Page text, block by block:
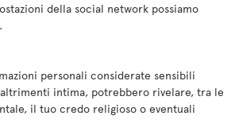
della social network possiamo
personali considerate sensibili
intima, potrebbero rivelare, tra le
il tuo credo religioso o eventuali